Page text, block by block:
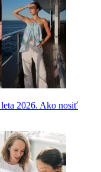
2026. Ako nosiť